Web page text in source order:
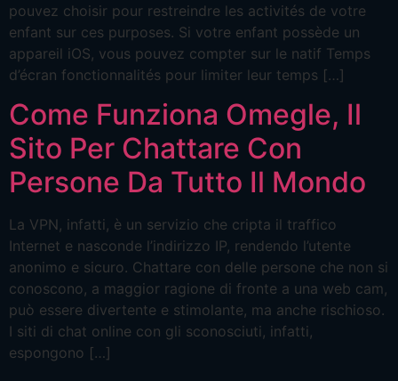
pouvez choisir pour restreindre les activités de votre
enfant sur ces purposes. Si votre enfant possède un
appareil iOS, vous pouvez compter sur le natif Temps
d’écran fonctionnalités pour limiter leur temps […]
Come Funziona Omegle, Il
Sito Per Chattare Con
Persone Da Tutto Il Mondo
La VPN, infatti, è un servizio che cripta il traffico
Internet e nasconde l’indirizzo IP, rendendo l’utente
anonimo e sicuro. Chattare con delle persone che non si
conoscono, a maggior ragione di fronte a una web cam,
può essere divertente e stimolante, ma anche rischioso.
I siti di chat online con gli sconosciuti, infatti,
espongono […]